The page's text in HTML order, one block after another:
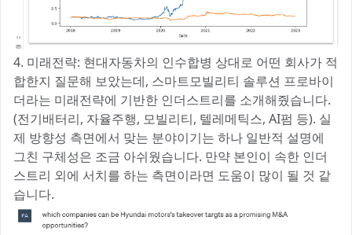
4. 미래전략: 현대자동차의 인수합병 상대로 어떤 회사가 적
합한지 질문해 보았는데, 스마트모빌리티 솔루션 프로바이
더라는 미래전략에 기반한 인더스트리를 소개해줬습니다.
(전기배터리, 자율주행, 모빌리티, 텔레메틱스, AI펌 등). 실
제 방향성 측면에서 맞는 분야이기는 하나 일반적 설명에
그친 구체성은 조금 아쉬웠습니다. 만약 본인이 속한 인더
스트리 외에 서치를 하는 측면이라면 도움이 많이 될 것 같
습니다.